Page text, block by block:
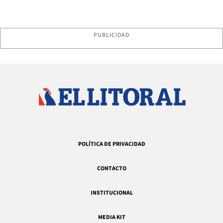
PUBLICIDAD
POLÍTICA DE PRIVACIDAD
CONTACTO
INSTITUCIONAL
MEDIA KIT